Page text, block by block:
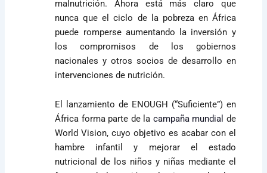
malnutrición. Ahora está más claro que
nunca que el ciclo de la pobreza en África
puede romperse aumentando la inversión y
los compromisos de los gobiernos
nacionales y otros socios de desarrollo en
intervenciones de nutrición.
El lanzamiento de ENOUGH (“Suficiente”) en
África forma parte de la campaña mundial de
World Vision, cuyo objetivo es acabar con el
hambre infantil y mejorar el estado
nutricional de los niños y niñas mediante el